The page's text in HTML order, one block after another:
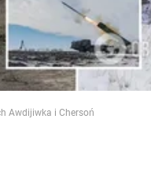
Awdijiwka i Chersoń